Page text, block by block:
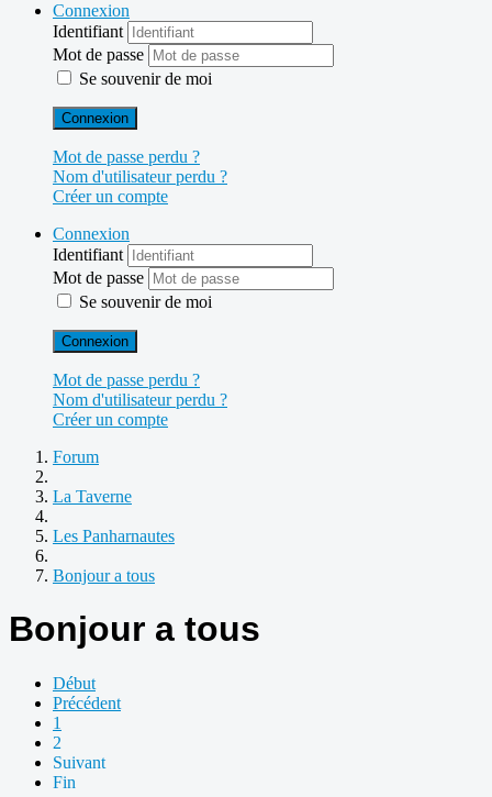
Connexion
Identifiant
Mot de passe
Se souvenir de moi
Connexion
Mot de passe perdu ?
Nom d'utilisateur perdu ?
Créer un compte
Connexion
Identifiant
Mot de passe
Se souvenir de moi
Connexion
Mot de passe perdu ?
Nom d'utilisateur perdu ?
Créer un compte
Forum
La Taverne
Les Panharnautes
Bonjour a tous
Bonjour a tous
Début
Précédent
1
2
Suivant
Fin